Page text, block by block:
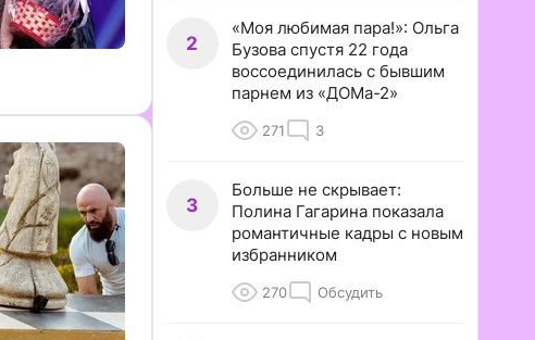
2
«Моя любимая пара!»: Ольга
Бузова спустя 22 года
воссоединилась с бывшим
парнем из «ДОМа-2»
271 3
3
Больше не скрывает:
Полина Гагарина показала
романтичные кадры с новым
избранником
270 Обсудить